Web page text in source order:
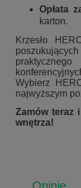
Opłata
karton.
Krzesło
Wybierz
najwyższym
Zamów teraz
wnętrza!